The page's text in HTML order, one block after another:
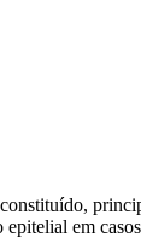
epitelial em